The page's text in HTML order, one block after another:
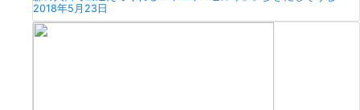
2018年5月23日